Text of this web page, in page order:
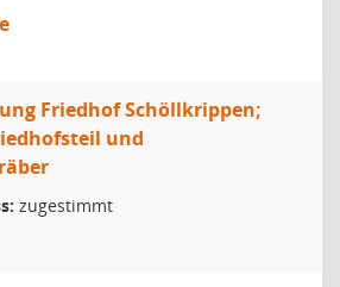
Friedhof Schöllkrippen;
und
zugestimmt